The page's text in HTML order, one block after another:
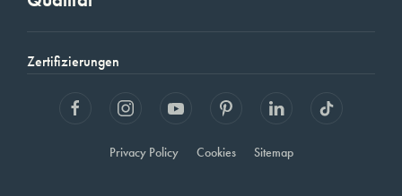
Zertifizierungen
Privacy Policy Cookies Sitemap